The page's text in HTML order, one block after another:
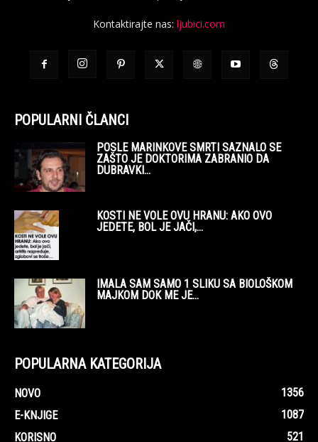
Kontaktirajte nas: ljubici.com
POPULARNI ČLANCI
POSLE MARINKOVE SMRTI SAZNALO SE
ZAŠTO JE DOKTORIMA ZABRANIO DA
DUBRAVKI...
KOSTI NE VOLE OVU HRANU: AKO OVO
JEDETE, BOL JE JAČI,...
IMALA SAM SAMO 1 SLIKU SA BIOLOŠKOM
MAJKOM DOK ME JE...
POPULARNA KATEGORIJA
NOVO
1356
E-KNJIGE
1087
KORISNO
521